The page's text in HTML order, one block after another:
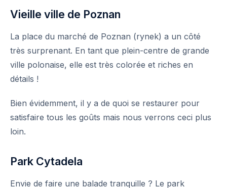
Vieille ville de Poznan
La place du marché de Poznan (rynek) a un côté
très surprenant. En tant que plein-centre de grande
ville polonaise, elle est très colorée et riches en
détails !
Bien évidemment, il y a de quoi se restaurer pour
satisfaire tous les goûts mais nous verrons ceci plus
loin.
Park Cytadela
Envie de faire une balade tranquille ? Le park